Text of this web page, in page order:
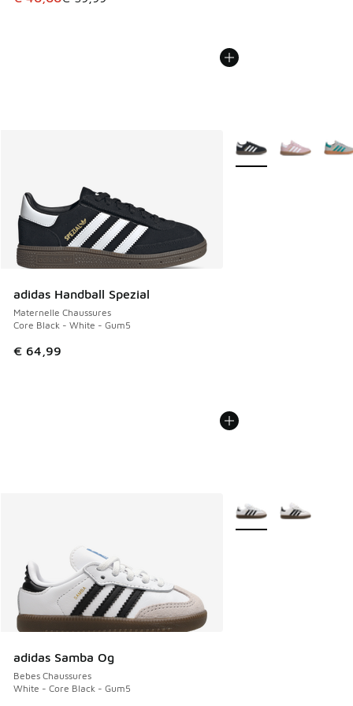
adidas Handball Spezial
Maternelle Chaussures
Core Black - White - Gum5
€ 64,99
Plus de couleurs
adidas Samba Og
Bebes Chaussures
White - Core Black - Gum5
Plus de couleurs